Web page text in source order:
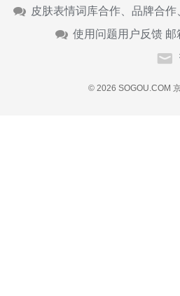
皮肤表情词库合作、品牌合
使用问题用户反馈 邮
© 2026 SOGOU.COM